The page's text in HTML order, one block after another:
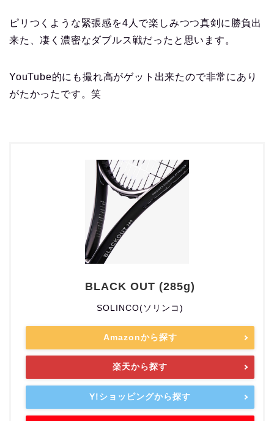
ピリつくような緊張感を4人で楽しみつつ真剣に勝負出
来た、凄く濃密なダブルス戦だったと思います。
YouTube的にも撮れ高がゲット出来たので非常にあり
がたかったです。笑
BLACK OUT (285g)
SOLINCO(ソリンコ)
Amazonから探す
楽天から探す
Y!ショッピングから探す